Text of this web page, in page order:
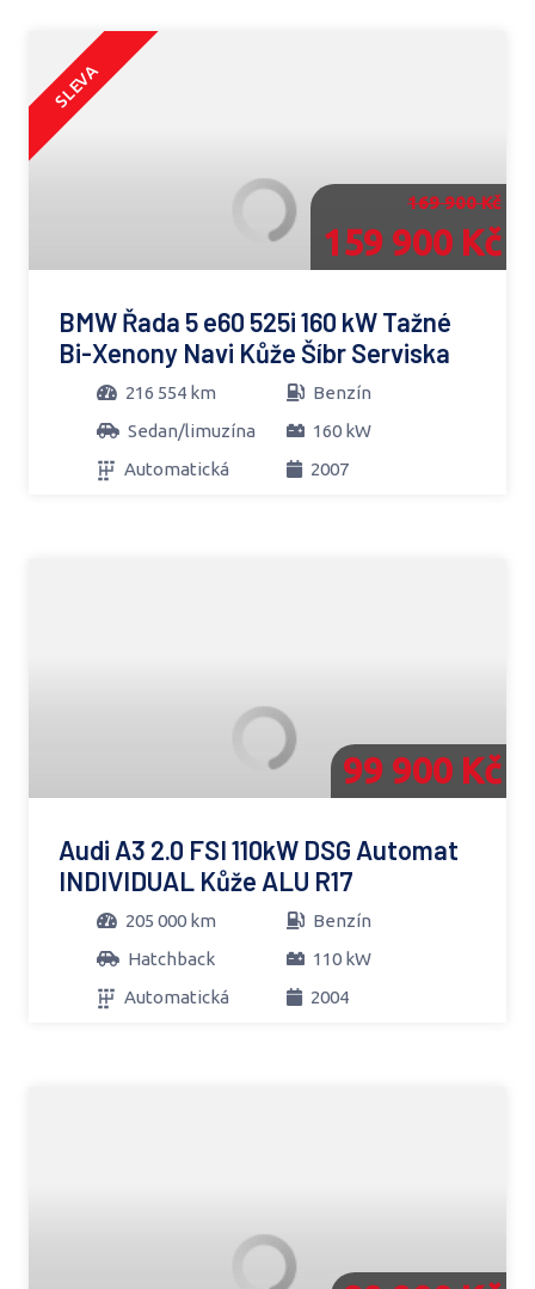
SLEVA
169 900 Kč
159 900 Kč
BMW Řada 5 e60 525i 160 kW Tažné
Bi-Xenony Navi Kůže Šíbr Serviska
216 554 km
Benzín
Sedan/limuzína
160 kW
Automatická
2007
99 900 Kč
Audi A3 2.0 FSI 110kW DSG Automat
INDIVIDUAL Kůže ALU R17
205 000 km
Benzín
Hatchback
110 kW
Automatická
2004